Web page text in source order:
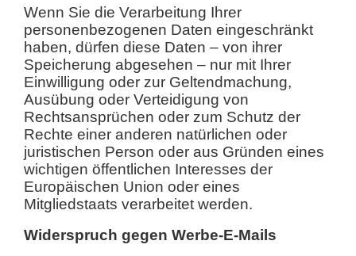
Wenn Sie die Verarbeitung Ihrer
personenbezogenen Daten eingeschränkt
haben, dürfen diese Daten – von ihrer
Speicherung abgesehen – nur mit Ihrer
Einwilligung oder zur Geltendmachung,
Ausübung oder Verteidigung von
Rechtsansprüchen oder zum Schutz der
Rechte einer anderen natürlichen oder
juristischen Person oder aus Gründen eines
wichtigen öffentlichen Interesses der
Europäischen Union oder eines
Mitgliedstaats verarbeitet werden.
Widerspruch gegen Werbe-E-Mails